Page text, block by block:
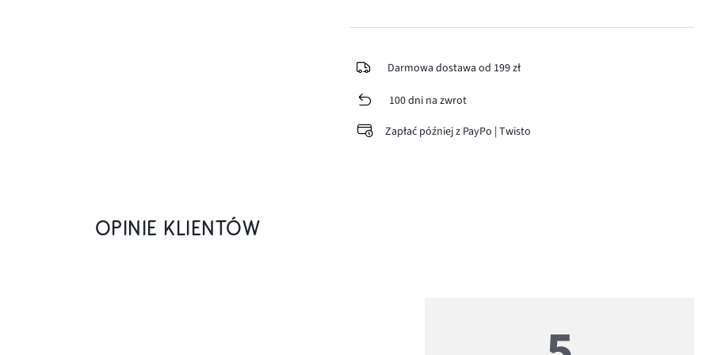
Darmowa dostawa od 199 zł
100 dni na zwrot
Zapłać później z PayPo | Twisto
OPINIE KLIENTÓW